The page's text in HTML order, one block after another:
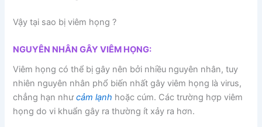
Vậy tại sao bị viêm họng ?
NGUYÊN NHÂN GÂY VIÊM HỌNG:
Viêm họng có thể bị gây nên bởi nhiều nguyên nhân, tuy
nhiên nguyên nhân phổ biến nhất gây viêm họng là virus,
chẳng hạn nhưcảm lạnh hoặc cúm. Các trường hợp viêm
họng do vi khuẩn gây ra thường ít xảy ra hơn.